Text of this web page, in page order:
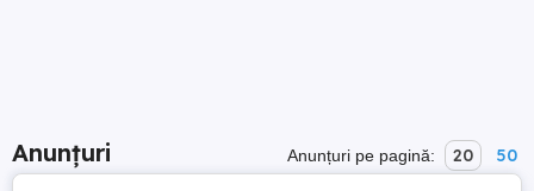
Anunțuri Anunțuri pe pagină: 20 50